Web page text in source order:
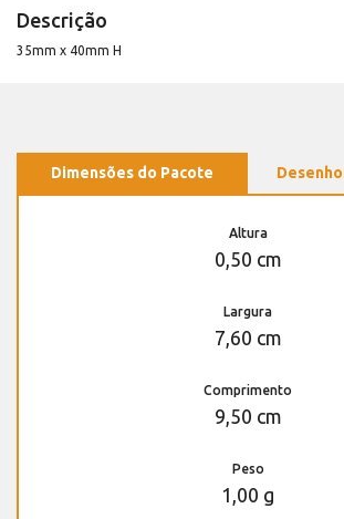
Descrição
35mm x 40mm H
Dimensões do Pacote
Altura
0,50 cm
Largura
7,60 cm
Comprimento
9,50 cm
Peso
1,00 g